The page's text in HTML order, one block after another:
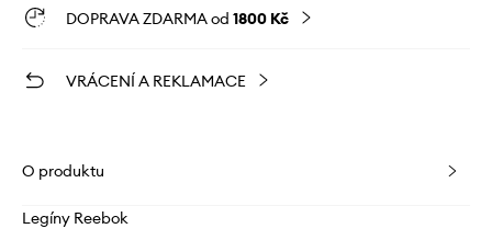
DOPRAVA ZDARMA od 1800 Kč
VRÁCENÍ A REKLAMACE
O produktu
Legíny Reebok